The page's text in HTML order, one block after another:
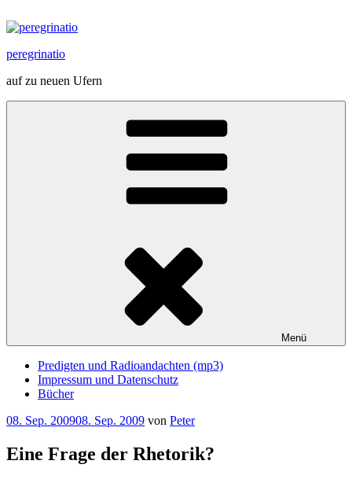
Inhalt
peregrinatio
auf zu neuen Ufern
Menü
Predigten und Radioandachten (mp3)
Impressum und Datenschutz
Bücher
Veröffentlicht
08. Sep. 200908. Sep. 2009 von Peter
Eine Frage der Rhetorik?